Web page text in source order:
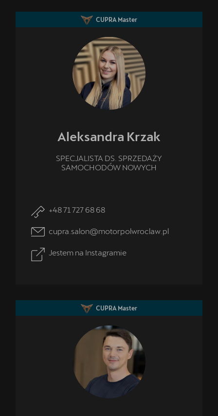
CUPRA Master
Aleksandra Krzak
SPECJALISTA DS. SPRZEDAŻY
SAMOCHODÓW NOWYCH
+48 71 727 68 68
cupra.salon@motorpolwroclaw.pl
Jestem na Instagramie
CUPRA Master